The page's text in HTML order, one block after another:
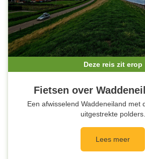
Deze reis zit erop
Fietsen over
Een afwisselend Waddeneiland met
uitgestrekte polders.
Lees meer